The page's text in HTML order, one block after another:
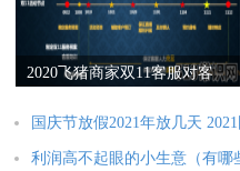
2020飞猪商家双11客服对客
国庆节放假2021年放几天
利润高不起眼的小生意（有哪